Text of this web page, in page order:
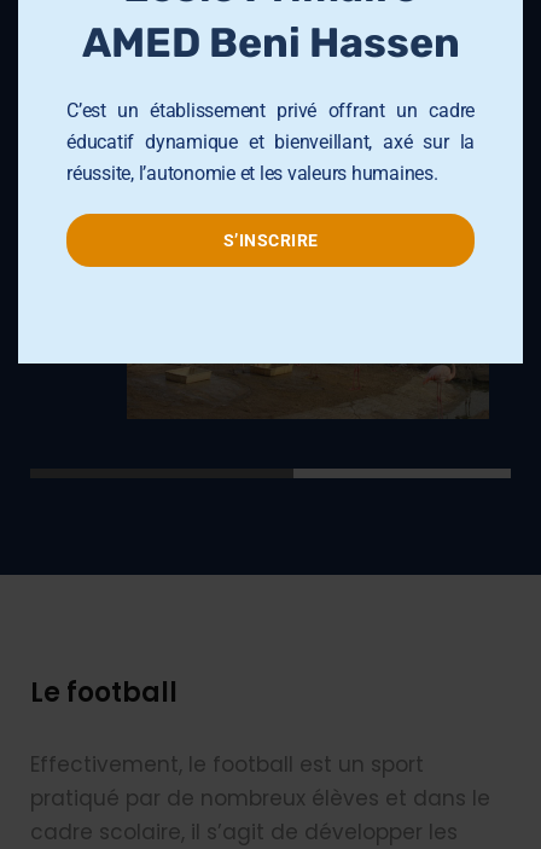
Sorties Scolaire
Collége AMED Khezama Sousse
Le football
Effectivement, le football est un sport
pratiqué par de nombreux élèves et dans le
cadre scolaire, il s’agit de développer les
AMED Beni Hassen
C’est un établissement privé offrant un cadre
éducatif dynamique et bienveillant, axé sur la
réussite, l’autonomie et les valeurs humaines.
S’INSCRIRE